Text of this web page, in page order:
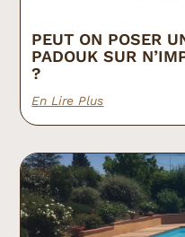
PEUT ON POSER
PADOUK SUR
?
En Lire Plus